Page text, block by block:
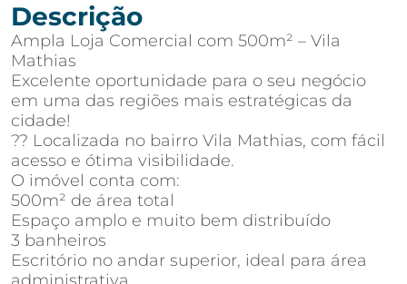
Descrição
Ampla Loja Comercial com 500m² – Vila
Mathias
Excelente oportunidade para o seu negócio
em uma das regiões mais estratégicas da
cidade!
?? Localizada no bairro Vila Mathias, com fácil
acesso e ótima visibilidade.
O imóvel conta com:
500m² de área total
Espaço amplo e muito bem distribuído
3 banheiros
Escritório no andar superior, ideal para área